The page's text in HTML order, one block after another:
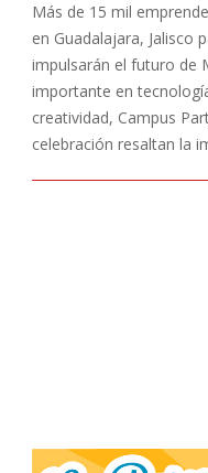
31
Más de 15 mil
en Guadalajara, Jalisco
impulsarán el futuro de
importante en
creatividad, Campus
celebración resaltan la